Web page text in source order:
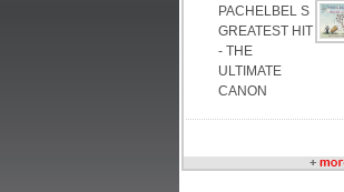
PACHELBEL S
GREATEST HIT
- THE
ULTIMATE
CANON